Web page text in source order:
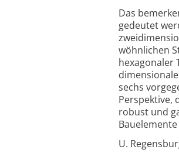
Das
gedeutet
wöhnlichen
hexagonaler
sechs
Perspektive,
robust und
U.